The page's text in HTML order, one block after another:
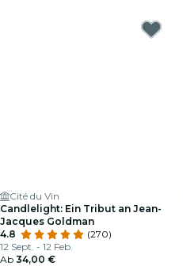
Cité du Vin
Candlelight: Ein Tribut an Jean-
Jacques Goldman
4.8
(270)
12 Sept. - 12 Feb.
Ab 34,00 €